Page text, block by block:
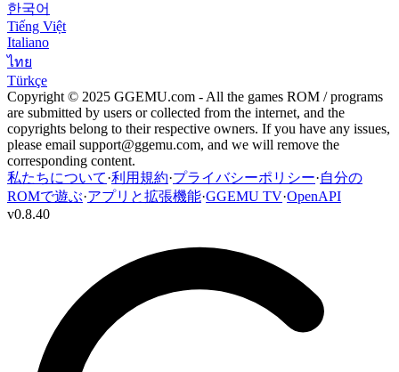
한국어
Tiếng Việt
Italiano
ไทย
Türkçe
Copyright © 2025 GGEMU.com - All the games ROM / programs
are submitted by users or collected from the internet, and the
copyrights belong to their respective owners. If you have any issues,
please email support@ggemu.com, and we will remove the
corresponding content.
私たちについて·利用規約·プライバシーポリシー·自分の
ROMで遊ぶ·アプリと拡張機能·GGEMU TV·OpenAPI
v0.8.40